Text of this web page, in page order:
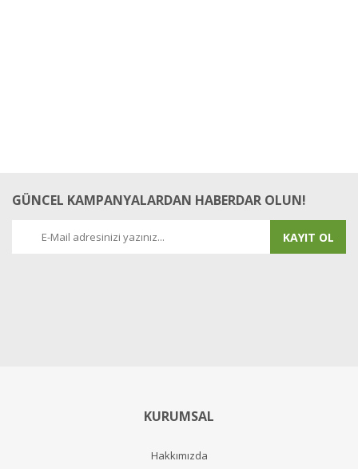
GÜNCEL KAMPANYALARDAN HABERDAR OLUN!
KAYIT OL
KURUMSAL
Hakkımızda